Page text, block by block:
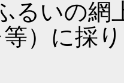
るいの
等）に採